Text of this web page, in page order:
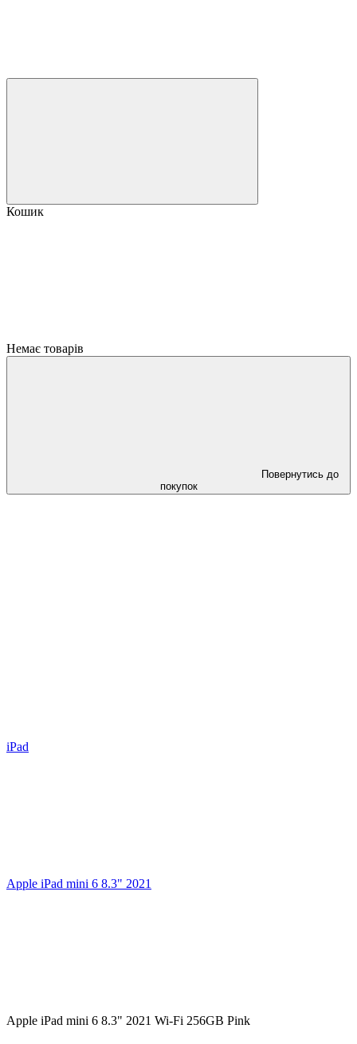
Кошик
Немає товарів
Повернутись до
покупок
iPad
Apple iPad mini 6 8.3" 2021
Apple iPad mini 6 8.3" 2021 Wi-Fi 256GB Pink